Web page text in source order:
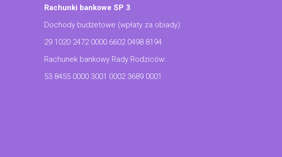
Rachunki bankowe SP 3
Dochody budżetowe (wpłaty za obiady):
29 1020 2472 0000 6602 0498 8194
Rachunek bankowy Rady Rodziców:
53 8455 0000 3001 0002 3689 0001